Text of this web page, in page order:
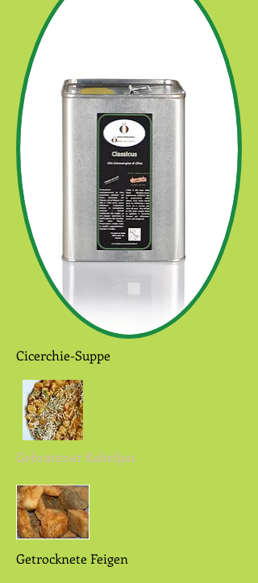
Cicerchie-Suppe
Gebratener Kabeljau
Getrocknete Feigen